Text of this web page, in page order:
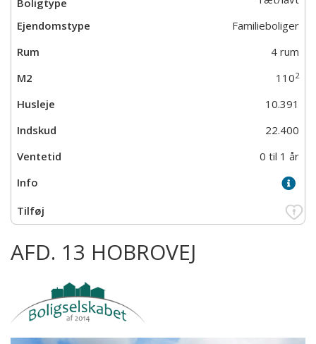
Familieboliger
4 rum
1102
10.391
22.400
0 til 1 år
AFD. 13 HOBROVEJ